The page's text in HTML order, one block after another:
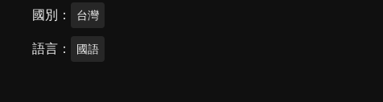
國別 台灣
語言 國語